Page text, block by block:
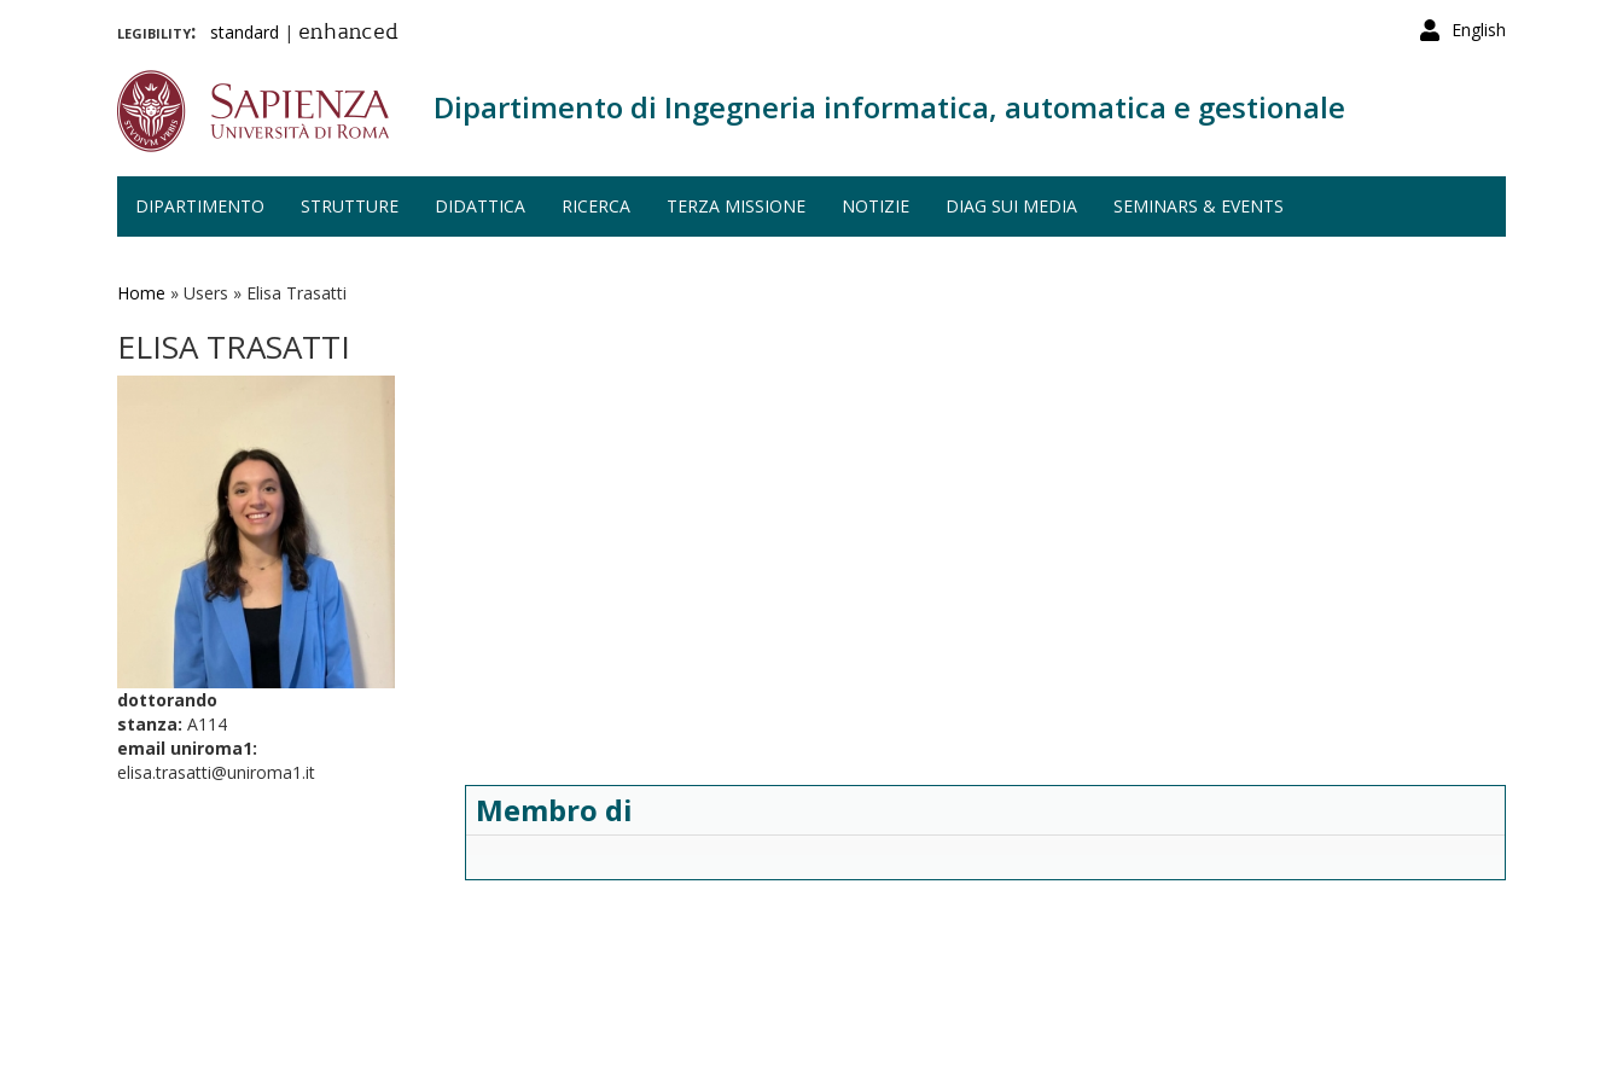
English
legibility: standard | enhanced
Dipartimento di Ingegneria informatica, automatica e gestionale
DIPARTIMENTO STRUTTURE DIDATTICA RICERCA TERZA MISSIONE NOTIZIE DIAG SUI MEDIA SEMINARS & EVENTS
Home » Users » Elisa Trasatti
ELISA TRASATTI
dottorando
stanza: A114
email uniroma1:
elisa.trasatti@uniroma1.it
Membro di